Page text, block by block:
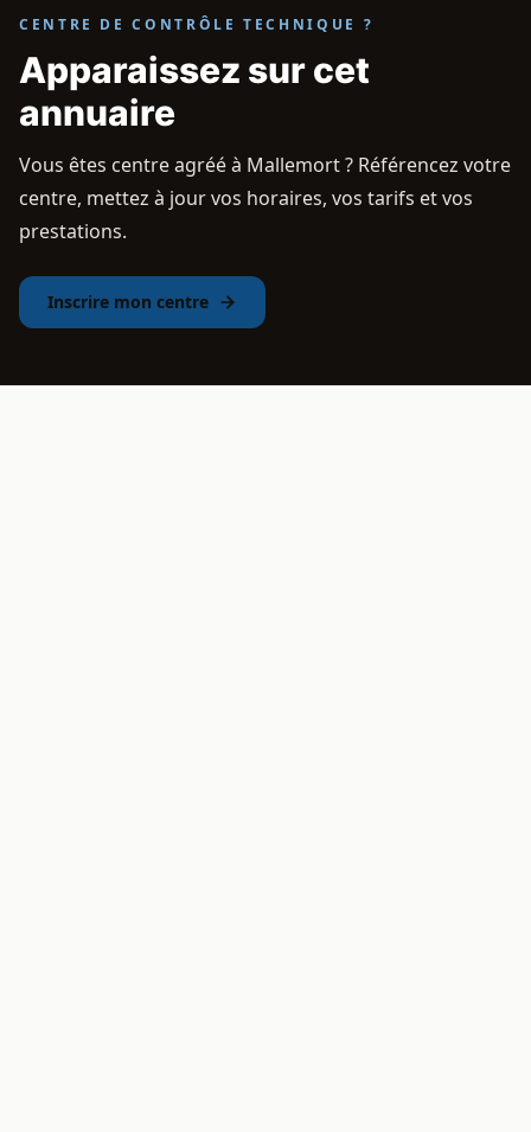
CENTRE DE CONTRÔLE TECHNIQUE ?
Apparaissez sur cet
annuaire
Vous êtes centre agréé à Mallemort ? Référencez votre
centre, mettez à jour vos horaires, vos tarifs et vos
prestations.
Inscrire mon centre